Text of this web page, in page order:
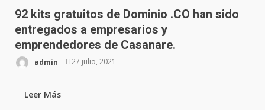
92 kits gratuitos de Dominio .CO han sido
entregados a empresarios y
emprendedores de Casanare.
admin 27 julio, 2021
Leer Más